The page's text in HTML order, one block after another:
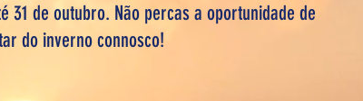
31 de outubro. Não percas a oportunidade de
do inverno connosco!